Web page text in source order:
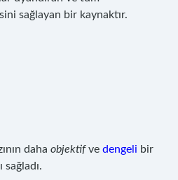
sağlayan bir kaynaktır.
daha objektifve dengeli bir
sağladı.